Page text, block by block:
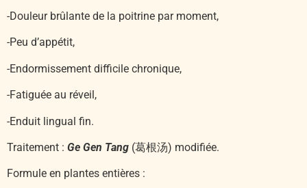
-Douleur brûlante de la poitrine par moment,
-Peu d’appétit,
-Endormissement difficile chronique,
-Fatiguée au réveil,
-Enduit lingual fin.
Traitement : Ge Gen Tang (葛根汤) modifiée.
Formule en plantes entières :